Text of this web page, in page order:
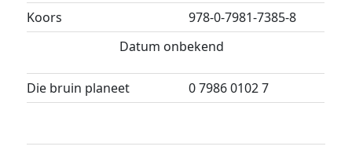
Koors
978-0-7981-7385-8
Datum onbekend
Die bruin planeet 0 7986 0102 7